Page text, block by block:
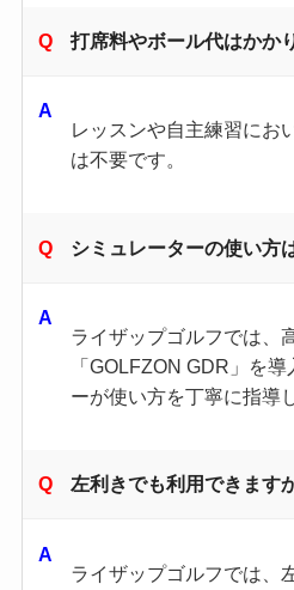
打席料やボール代はかか
レッスンや自主練習にお
は不要です。
シミュレーターの使い方
ライザップゴルフでは、
「GOLFZON GDR」を
ーが使い方を丁寧に指導
左利きでも利用できます
ライザップゴルフでは、